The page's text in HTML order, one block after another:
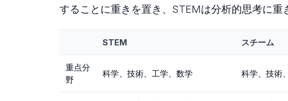
することに重きを置き、STEMは分析的思考に重
STEM スチーム
重点分
野
科学、技術、工学、数学 科学、技術